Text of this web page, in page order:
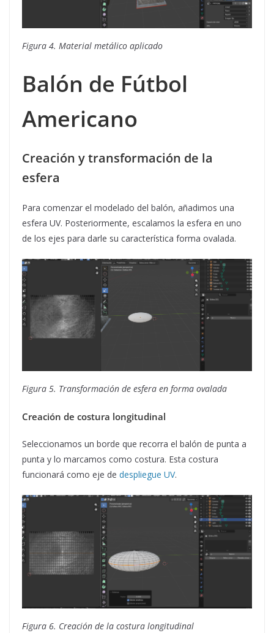
Figura 4. Material metálico aplicado
Balón de Fútbol
Americano
Creación y transformación de la
esfera
Para comenzar el modelado del balón, añadimos una
esfera UV. Posteriormente, escalamos la esfera en uno
de los ejes para darle su característica forma ovalada.
Figura 5. Transformación de esfera en forma ovalada
Creación de costura longitudinal
Seleccionamos un borde que recorra el balón de punta a
punta y lo marcamos como costura. Esta costura
funcionará como eje de despliegue UV.
Figura 6. Creación de la costura longitudinal